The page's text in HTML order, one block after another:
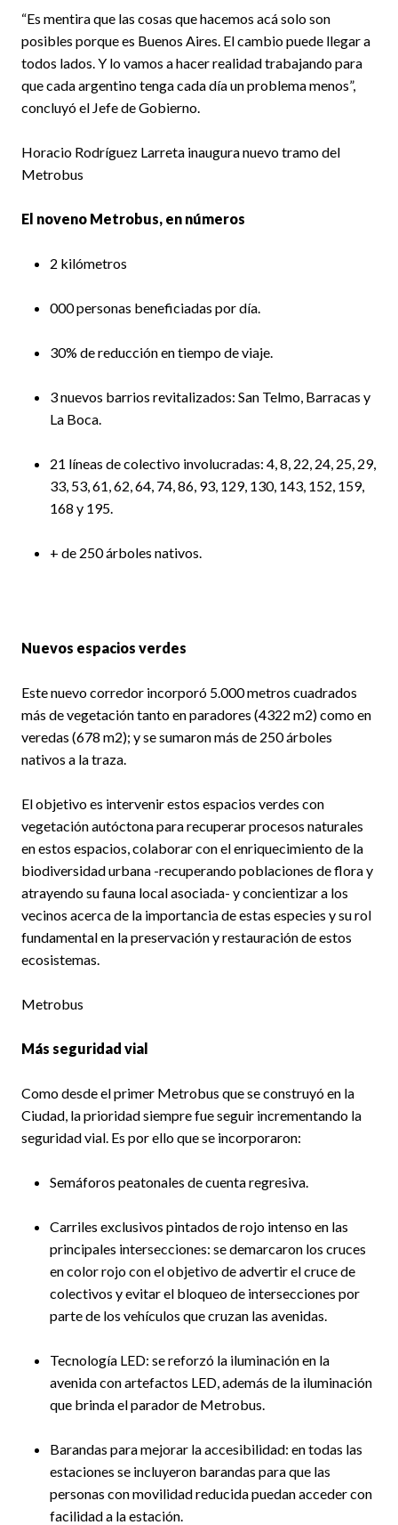
“Es mentira que las cosas que hacemos acá solo son
posibles porque es Buenos Aires. El cambio puede llegar a
todos lados. Y lo vamos a hacer realidad trabajando para
que cada argentino tenga cada día un problema menos”,
concluyó el Jefe de Gobierno.
Horacio Rodríguez Larreta inaugura nuevo tramo del
Metrobus
El noveno Metrobus, en números
2 kilómetros
000 personas beneficiadas por día.
30% de reducción en tiempo de viaje.
3 nuevos barrios revitalizados: San Telmo, Barracas y
La Boca.
21 líneas de colectivo involucradas: 4, 8, 22, 24, 25, 29,
33, 53, 61, 62, 64, 74, 86, 93, 129, 130, 143, 152, 159,
168 y 195.
+ de 250 árboles nativos.
Nuevos espacios verdes
Este nuevo corredor incorporó 5.000 metros cuadrados
más de vegetación tanto en paradores (4322 m2) como en
veredas (678 m2); y se sumaron más de 250 árboles
nativos a la traza.
El objetivo es intervenir estos espacios verdes con
vegetación autóctona para recuperar procesos naturales
en estos espacios, colaborar con el enriquecimiento de la
biodiversidad urbana -recuperando poblaciones de flora y
atrayendo su fauna local asociada- y concientizar a los
vecinos acerca de la importancia de estas especies y su rol
fundamental en la preservación y restauración de estos
ecosistemas.
Metrobus
Más seguridad vial
Como desde el primer Metrobus que se construyó en la
Ciudad, la prioridad siempre fue seguir incrementando la
seguridad vial. Es por ello que se incorporaron:
Semáforos peatonales de cuenta regresiva.
Carriles exclusivos pintados de rojo intenso en las
principales intersecciones: se demarcaron los cruces
en color rojo con el objetivo de advertir el cruce de
colectivos y evitar el bloqueo de intersecciones por
parte de los vehículos que cruzan las avenidas.
Tecnología LED: se reforzó la iluminación en la
avenida con artefactos LED, además de la iluminación
que brinda el parador de Metrobus.
Barandas para mejorar la accesibilidad: en todas las
estaciones se incluyeron barandas para que las
personas con movilidad reducida puedan acceder con
facilidad a la estación.